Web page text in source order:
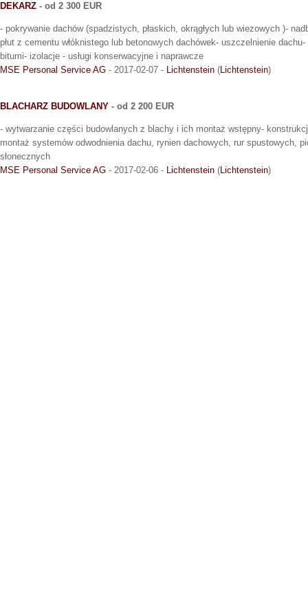
DEKARZ - od 2 300 EUR
- pokrywanie dachów (spadzistych, płaskich, okrągłych lub wiezowych )-
płut z cementu włóknistego lub betonowych dachówek- uszczelnienie
bitumi- izolacje - usługi konserwacyjne i naprawcze
MSE Personal Service AG - 2017-02-07 - Lichtenstein (Lichtenstein)
BLACHARZ BUDOWLANY - od 2 200 EUR
- wytwarzanie części budowlanych z blachy i ich montaż wstępny-
montaż systemów odwodnienia dachu, rynien dachowych, rur spustowych,
słonecznych
MSE Personal Service AG - 2017-02-06 - Lichtenstein (Lichtenstein)